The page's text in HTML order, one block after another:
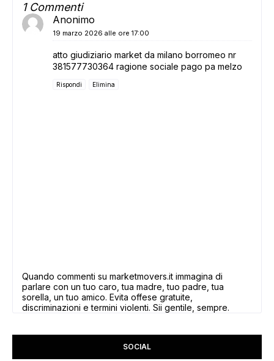
1 Commenti
Anonimo
19 marzo 2026 alle ore 17:00
atto giudiziario market da milano borromeo nr
381577730364 ragione sociale pago pa melzo
Rispondi Elimina
Quando commenti su marketmovers.it immagina di
parlare con un tuo caro, tua madre, tuo padre, tua
sorella, un tuo amico. Evita offese gratuite,
discriminazioni e termini violenti. Sii gentile, sempre.
SOCIAL